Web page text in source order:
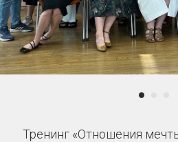
Тренинг «Отношения